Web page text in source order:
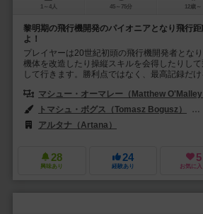
1～4人 45～75分 12歳～
黎明期の飛行機開発のパイオニアとなり飛行
よ！
プレイヤーは20世紀初頭の飛行機開発者とな
機体を改造したり操縦スキルを会得したりし
して行きます。勝利点ではなく、最高記録だ
マシュー・オーマレー（Matthew O'Malley
トマシュ・ボグス（Tomasz Bogusz）
アルタナ（Artana）
28
興味あり
24
経験あり
5
お気に入